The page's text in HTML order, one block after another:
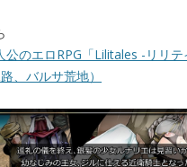
公のエロRPG「Lilitales -リリ
、バルサ荒地）